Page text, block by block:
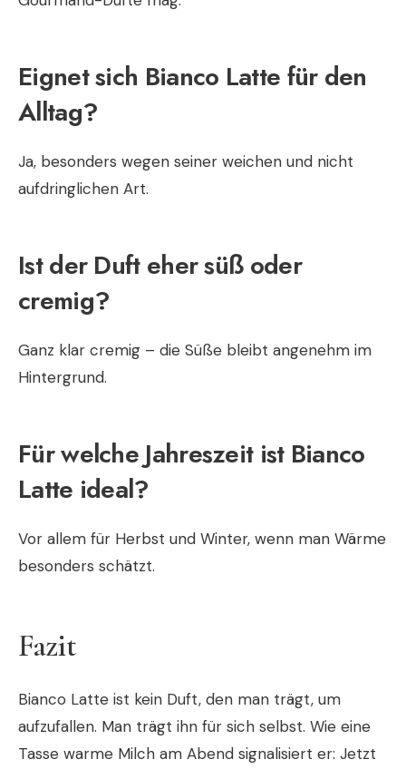
Eignet sich Bianco Latte für den
Alltag?
Ja, besonders wegen seiner weichen und nicht
aufdringlichen Art.
Ist der Duft eher süß oder
cremig?
Ganz klar cremig – die Süße bleibt angenehm im
Hintergrund.
Für welche Jahreszeit ist Bianco
Latte ideal?
Vor allem für Herbst und Winter, wenn man Wärme
besonders schätzt.
Fazit
Bianco Latte ist kein Duft, den man trägt, um
aufzufallen. Man trägt ihn für sich selbst. Wie eine
Tasse warme Milch am Abend signalisiert er: Jetzt